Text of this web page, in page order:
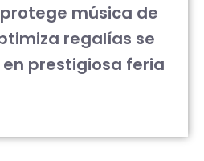
música de
regalías se
en prestigiosa feria